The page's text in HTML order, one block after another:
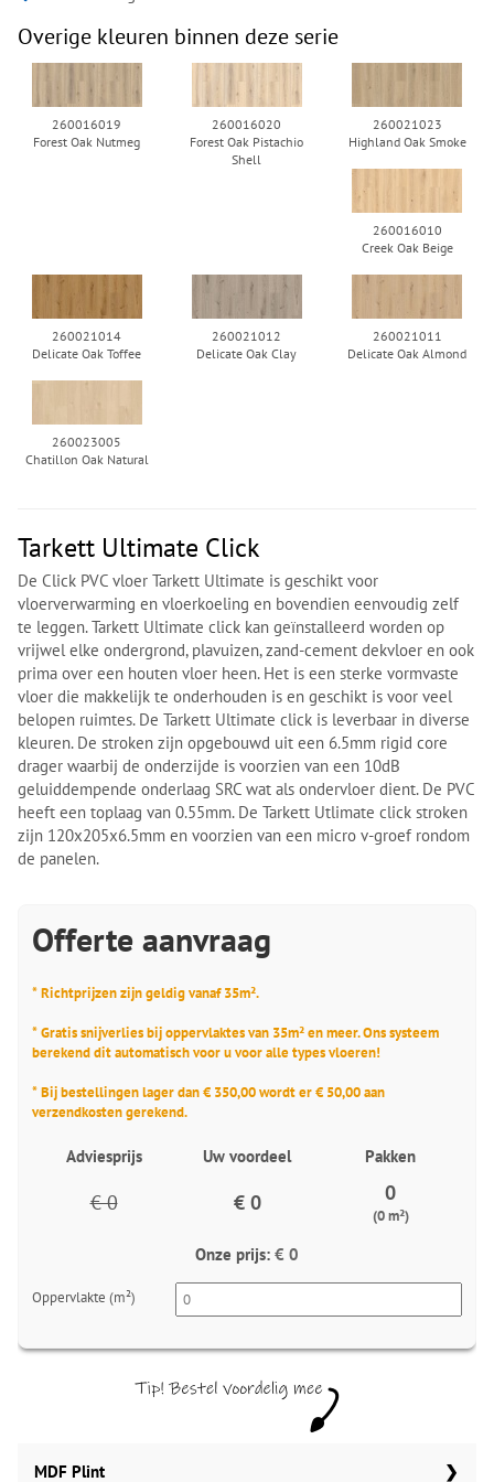
Overige kleuren binnen deze serie
260016019
Forest Oak Nutmeg
260016020
Forest Oak Pistachio
Shell
260021023
Highland Oak Smoke
260016010
Creek Oak Beige
260021014
Delicate Oak Toffee
260021012
Delicate Oak Clay
260021011
Delicate Oak Almond
260023005
Chatillon Oak Natural
Tarkett Ultimate Click
De Click PVC vloer Tarkett Ultimate is geschikt voor
vloerverwarming en vloerkoeling en bovendien eenvoudig zelf
te leggen. Tarkett Ultimate click kan geïnstalleerd worden op
vrijwel elke ondergrond, plavuizen, zand-cement dekvloer en ook
prima over een houten vloer heen. Het is een sterke vormvaste
vloer die makkelijk te onderhouden is en geschikt is voor veel
belopen ruimtes. De Tarkett Ultimate click is leverbaar in diverse
kleuren. De stroken zijn opgebouwd uit een 6.5mm rigid core
drager waarbij de onderzijde is voorzien van een 10dB
geluiddempende onderlaag SRC wat als ondervloer dient. De PVC
heeft een toplaag van 0.55mm. De Tarkett Utlimate click stroken
zijn 120x205x6.5mm en voorzien van een micro v-groef rondom
de panelen.
Offerte aanvraag
* Richtprijzen zijn geldig vanaf 35m².
* Gratis snijverlies bij oppervlaktes van 35m² en meer. Ons systeem
berekend dit automatisch voor u voor alle types vloeren!
* Bij bestellingen lager dan € 350,00 wordt er € 50,00 aan
verzendkosten gerekend.
Adviesprijs Uw voordeel Pakken
€ 0 € 0 0
(0 m²)
Onze prijs: € 0
Oppervlakte (m²)
MDF Plint